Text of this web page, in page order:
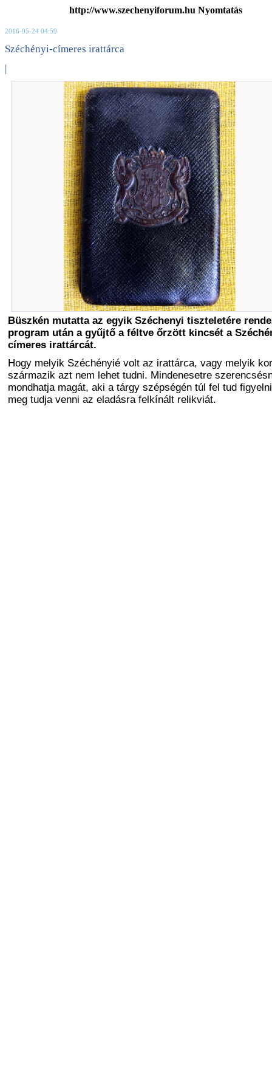
http://www.szechenyiforum.hu Nyomtatás
2016-05-24 04:59
Széchényi-címeres irattárca
|
Büszkén mutatta az egyik Széchenyi tiszteletére
program után a gyűjtő a féltve őrzött kincsét a
címeres irattárcát.
Hogy melyik Széchényié volt az irattárca, vagy melyik
származik azt nem lehet tudni. Mindenesetre
mondhatja magát, aki a tárgy szépségén túl fel tud
meg tudja venni az eladásra felkínált relikviát.